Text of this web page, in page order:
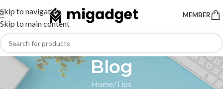
Skip to navigation
Skip to main content
MEMBER
Blog
Home Tips